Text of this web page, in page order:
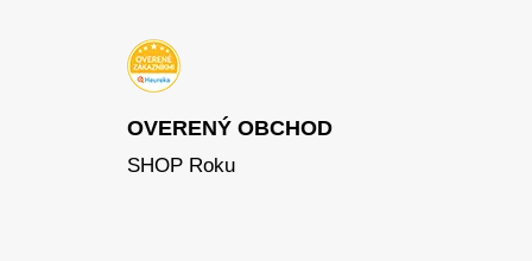
OVERENÝ OBCHOD
SHOP Roku